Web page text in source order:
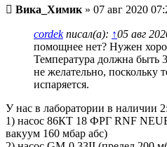
Непрочитанное
Вика_Химик» 07 авг 2020
cordekписал(а): ↑05 авг
помощнее нет? Нужен
Температура должна быть
не желательно, поскольку
испаряется.
У нас в лаборатории в наличии 2:
1) насос 86КТ 18 ФРГ RNF
вакуум 160 мбар абс)